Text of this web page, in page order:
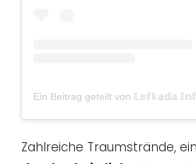
Zahlreiche Traumstrände,